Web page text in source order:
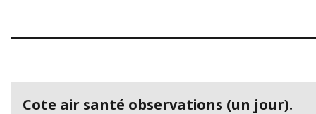
Cote air santé observations (un jour).